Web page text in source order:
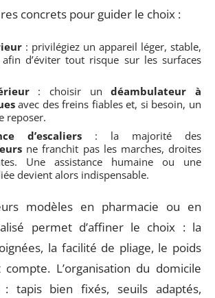
concrets pour guider le choix :
: privilégiez un appareil léger, stable,
d’éviter tout risque sur les surfaces
: choisir undéambulateur à
avec des freins fiables et, si besoin, un
reposer.
d’escaliers : la majorité des
ne franchit pas les marches, droites
Une assistance humaine ou une
devient alors indispensable.
modèles en pharmacie ou en
permet d’affiner le choix : la
la facilité de pliage, le poids
L’organisation du domicile
: tapis bien fixés, seuils adaptés,